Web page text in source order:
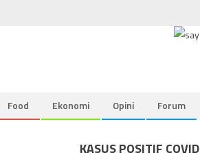
Food Ekonomi Opini Forum
KASUS POSITIF COVID